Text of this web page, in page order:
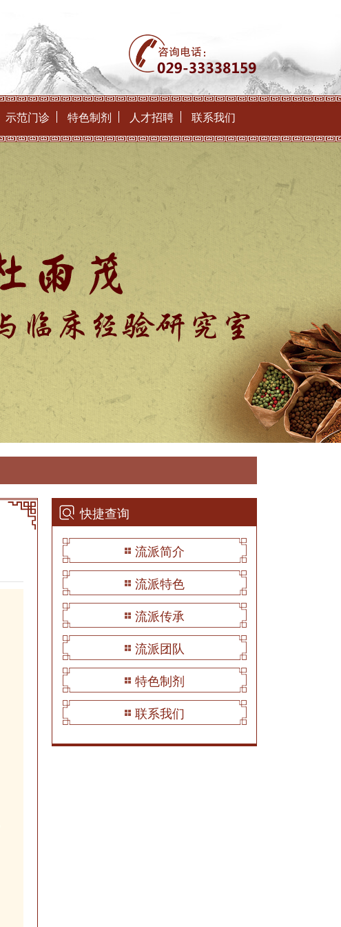
示范门诊 特色制剂 人才招聘 联系我们
快捷查询
流派简介
流派特色
流派传承
流派团队
特色制剂
联系我们